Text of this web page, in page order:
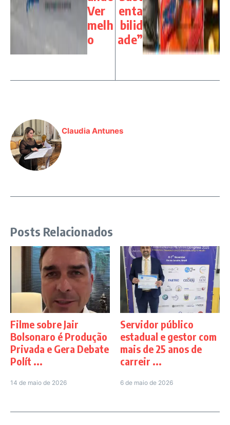
Ver
melh
o
enta
bilid
ade”
Claudia Antunes
Posts Relacionados
Filme sobre Jair
Bolsonaro é Produção
Privada e Gera Debate
Polít ...
14 de maio de 2026
Servidor público
estadual e gestor com
mais de 25 anos de
carreir ...
6 de maio de 2026